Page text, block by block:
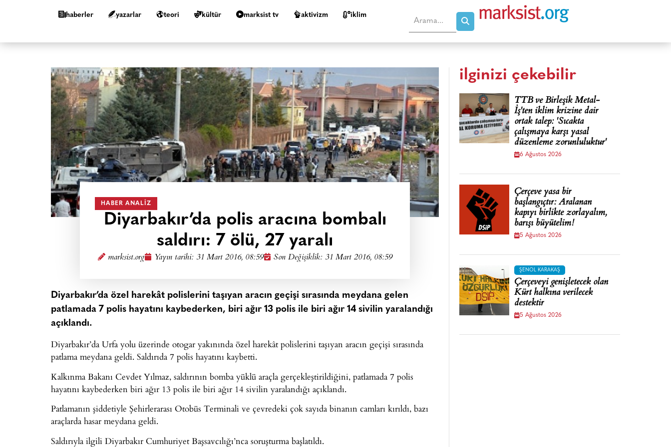
haberler yazarlar teori kültür marksist tv aktivizm i̇klim
HABER ANALIZ
Diyarbakır’da polis aracına bombalı
saldırı: 7 ölü, 27 yaralı
marksist.org Yayın tarihi: 31 Mart 2016, 08:59 Son Değişiklik: 31 Mart 2016, 08:59
Diyarbakır’da özel harekât polislerini taşıyan aracın geçişi sırasında meydana gelen
patlamada 7 polis hayatını kaybederken, biri ağır 13 polis ile biri ağır 14 sivilin yaralandığı
açıklandı.
Diyarbakır’da Urfa yolu üzerinde otogar yakınında özel harekât polislerini taşıyan aracın geçişi sırasında
patlama meydana geldi. Saldırıda 7 polis hayatını kaybetti.
Kalkınma Bakanı Cevdet Yılmaz, saldırının bomba yüklü araçla gerçekleştirildiğini, patlamada 7 polis
hayatını kaybederken biri ağır 13 polis ile biri ağır 14 sivilin yaralandığı açıklandı.
Patlamanın şiddetiyle Şehirlerarası Otobüs Terminali ve çevredeki çok sayıda binanın camları kırıldı, bazı
araçlarda hasar meydana geldi.
Saldırıyla ilgili Diyarbakır Cumhuriyet Başsavcılığı’nca soruşturma başlatıldı.
ilginizi çekebilir
TTB ve Birleşik Metal-
İş'ten iklim krizine dair
ortak talep: 'Sıcakta
çalışmaya karşı yasal
düzenleme zorunluluktur'
6 Ağustos 2026
Çerçeve yasa bir
başlangıçtır: Aralanan
kapıyı birlikte zorlayalım,
barışı büyütelim!
5 Ağustos 2026
ŞENOL KARAKAŞ
Çerçeveyi genişletecek olan
Kürt halkına verilecek
destektir
5 Ağustos 2026